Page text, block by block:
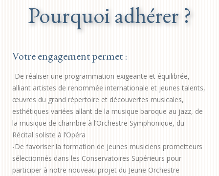
Pourquoi adhérer ?
Votre engagement permet :
-De réaliser une programmation exigeante et équilibrée,
alliant artistes de renommée internationale et jeunes talents,
œuvres du grand répertoire et découvertes musicales,
esthétiques variées allant de la musique baroque au jazz, de
la musique de chambre à l’Orchestre Symphonique, du
Récital soliste à l’Opéra
-De favoriser la formation de jeunes musiciens prometteurs
sélectionnés dans les Conservatoires Supérieurs pour
participer à notre nouveau projet du Jeune Orchestre